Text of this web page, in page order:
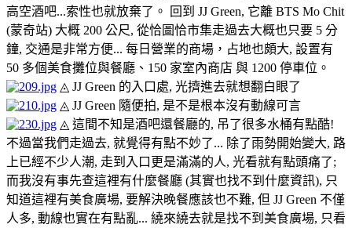
高空酒吧...索性也就放棄了。 回到 JJ Green, 它離 BTS Mo Chit
(蒙奇站) 大概 200 公尺, 從恰圖恰市集走過去大概也只要 5 分
鐘, 交通是非常方便... 每日營業的商場，占地也頗大, 設置有
50 多個美食攤位與餐廳、150 家室內商店 與 1200 停車位。
◬ JJ Green 的入口處, 光擠進去就想翻白眼了
◬ JJ Green 隨便拍, 是不是根本沒有動線可言
◬ 這間不知是酒吧還餐廳的, 吊了很多水桶有點酷!
不過當我們走過去, 就覺得有點不妙了... 除了雨勢開始變大, 路
上已經不少人潮, 走到入口更是滿滿的人, 光看就有點頭痛了;
而我沒有事先查這裡有什麼餐廳 (其實也找不到什麼資訊), 只
知道這裡有美食廣場, 要解決晚餐應該也不難, 但 JJ Green 不僅
人多, 動線也實在有點亂... 繞來繞去就是找不到美食廣場, 只看